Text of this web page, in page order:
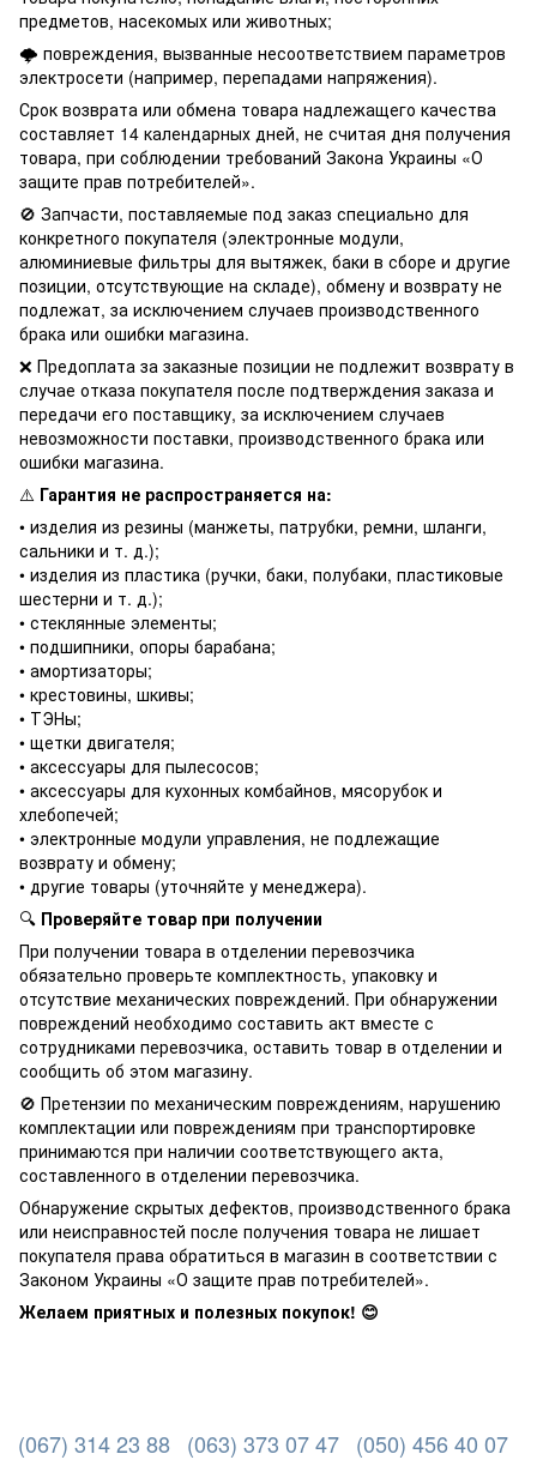
предметов, насекомых или животных;
🌩️ повреждения, вызванные несоответствием параметров
электросети (например, перепадами напряжения).
Срок возврата или обмена товара надлежащего качества
составляет 14 календарных дней, не считая дня получения
товара, при соблюдении требований Закона Украины «О
защите прав потребителей».
🚫 Запчасти, поставляемые под заказ специально для
конкретного покупателя (электронные модули,
алюминиевые фильтры для вытяжек, баки в сборе и другие
позиции, отсутствующие на складе), обмену и возврату не
подлежат, за исключением случаев производственного
брака или ошибки магазина.
❌ Предоплата за заказные позиции не подлежит возврату в
случае отказа покупателя после подтверждения заказа и
передачи его поставщику, за исключением случаев
невозможности поставки, производственного брака или
ошибки магазина.
⚠️ Гарантия не распространяется на:
• изделия из резины (манжеты, патрубки, ремни, шланги,
сальники и т. д.);
• изделия из пластика (ручки, баки, полубаки, пластиковые
шестерни и т. д.);
• стеклянные элементы;
• подшипники, опоры барабана;
• амортизаторы;
• крестовины, шкивы;
• ТЭНы;
• щетки двигателя;
• аксессуары для пылесосов;
• аксессуары для кухонных комбайнов, мясорубок и
хлебопечей;
• электронные модули управления, не подлежащие
возврату и обмену;
• другие товары (уточняйте у менеджера).
🔍 Проверяйте товар при получении
При получении товара в отделении перевозчика
обязательно проверьте комплектность, упаковку и
отсутствие механических повреждений. При обнаружении
повреждений необходимо составить акт вместе с
сотрудниками перевозчика, оставить товар в отделении и
сообщить об этом магазину.
🚫 Претензии по механическим повреждениям, нарушению
комплектации или повреждениям при транспортировке
принимаются при наличии соответствующего акта,
составленного в отделении перевозчика.
Обнаружение скрытых дефектов, производственного брака
или неисправностей после получения товара не лишает
покупателя права обратиться в магазин в соответствии с
Законом Украины «О защите прав потребителей».
Желаем приятных и полезных покупок! 😊
(067) 314 23 88 (063) 373 07 47 (050) 456 40 07